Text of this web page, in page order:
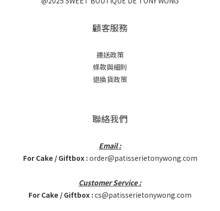
顧客服務
運送政策
條款與細則
退換貨政策
聯絡我們
Email :
For Cake / Giftbox : order@patisserietonywong.com
Customer Service :
For Cake / Giftbox : cs@patisserietonywong.com